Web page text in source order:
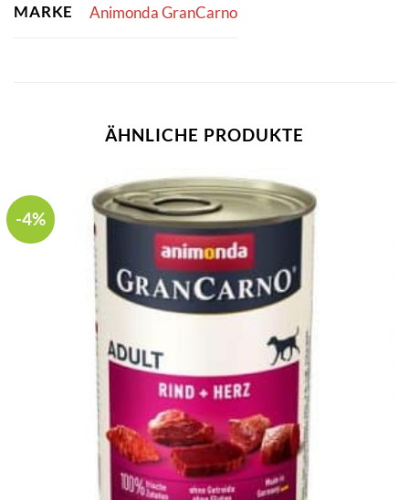
MARKE Animonda GranCarno
ÄHNLICHE PRODUKTE
-4%